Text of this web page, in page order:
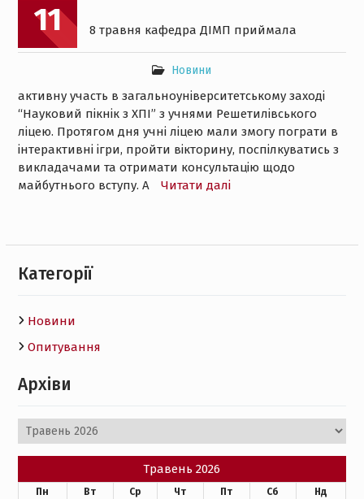
11
Новини
8 травня кафедра ДІМП приймала
активну участь в загальноуніверситетському заході
“Науковий пікнік з ХПІ” з учнями Решетилівського
ліцею. Протягом дня учні ліцею мали змогу пограти в
інтерактивні ігри, пройти вікторину, поспілкуватись з
викладачами та отримати консультацію щодо
майбутнього вступу. А
Читати далі
Категорії
Новини
Опитування
Архіви
Архіви
Травень 2026
Пн Вт Ср Чт Пт Сб
Нд